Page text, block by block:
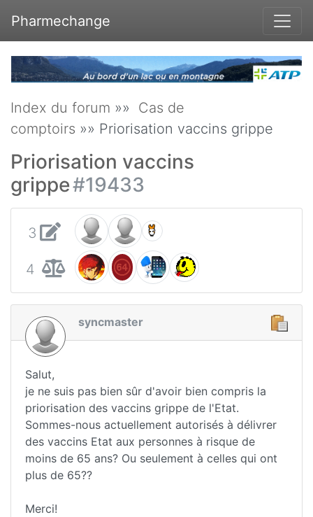
Pharmechange
Index du forum »» Cas de
comptoirs »» Priorisation vaccins grippe
Priorisation vaccins
grippe#19433
3
4
syncmaster
Salut,
je ne suis pas bien sûr d'avoir bien compris la
priorisation des vaccins grippe de l'Etat.
Sommes-nous actuellement autorisés à délivrer
des vaccins Etat aux personnes à risque de
moins de 65 ans? Ou seulement à celles qui ont
plus de 65??
Merci!